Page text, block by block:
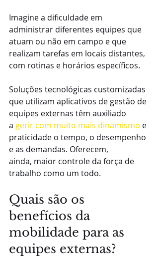
Imagine a dificuldade em
administrar diferentes equipes que
atuam ou não em campo e que
realizam tarefas em locais distantes,
com rotinas e horários específicos.
Soluções tecnológicas customizadas
que utilizam aplicativos de gestão de
equipes externas têm auxiliado
a gerir com muito mais dinamismo e
praticidade o tempo, o desempenho
e as demandas. Oferecem,
ainda, maior controle da força de
trabalho como um todo.
Quais são os
benefícios da
mobilidade para as
equipes externas?